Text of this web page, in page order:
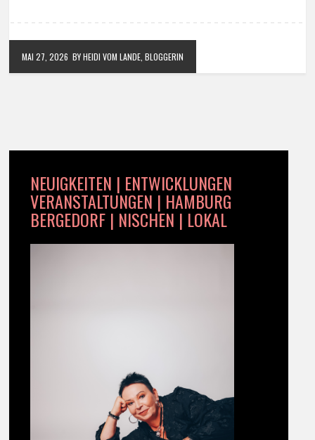
MAI 27, 2026 BY HEIDI VOM LANDE, BLOGGERIN
NEUIGKEITEN | ENTWICKLUNGEN
VERANSTALTUNGEN | HAMBURG
BERGEDORF | NISCHEN | LOKAL